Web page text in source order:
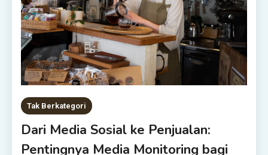
Tak Berkategori
Dari Media Sosial ke Penjualan:
Pentingnya Media Monitoring bagi